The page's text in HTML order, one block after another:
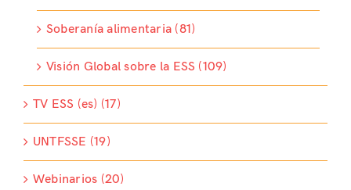
Soberanía alimentaria (81)
Visión Global sobre la ESS (109)
TV ESS (es) (17)
UNTFSSE (19)
Webinarios (20)